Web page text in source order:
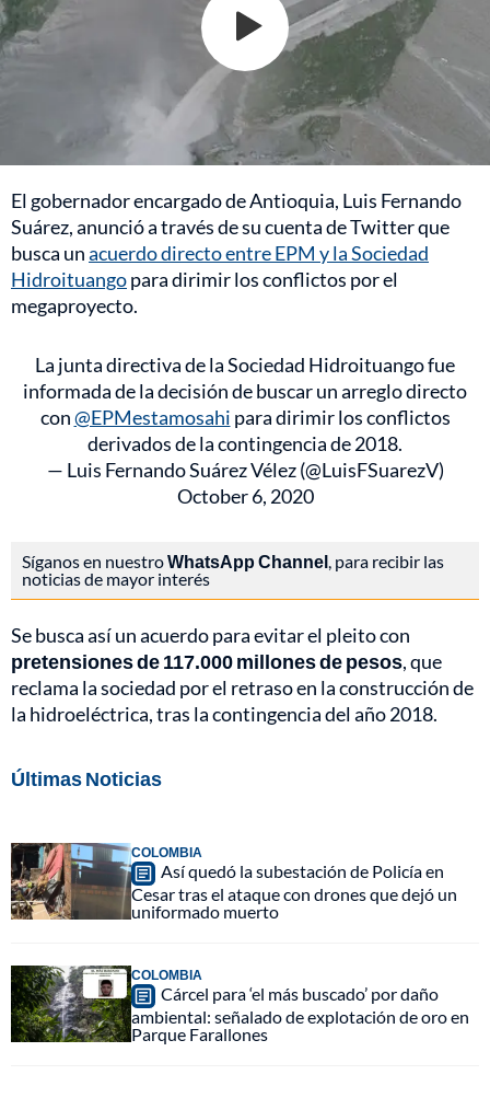
El gobernador encargado de Antioquia, Luis Fernando
Suárez, anunció a través de su cuenta de Twitter que
busca unacuerdo directo entre EPM y la Sociedad
Hidroituangopara dirimir los conflictos por el
megaproyecto.
La junta directiva de la Sociedad Hidroituango fue
informada de la decisión de buscar un arreglo directo
con@EPMestamosahi para dirimir los conflictos
derivados de la contingencia de 2018.
— Luis Fernando Suárez Vélez (@LuisFSuarezV)
October 6, 2020
Síganos en nuestroWhatsApp Channel , para recibir las
noticias de mayor interés
Se busca así un acuerdo para evitar el pleito con
pretensiones de 117.000 millones de pesos, que
reclama la sociedad por el retraso en la construcción de
la hidroeléctrica, tras la contingencia del año 2018.
Últimas Noticias
COLOMBIA
Así quedó la subestación de Policía en
Cesar tras el ataque con drones que dejó un
uniformado muerto
COLOMBIA
Cárcel para ‘el más buscado’ por daño
ambiental: señalado de explotación de oro en
Parque Farallones